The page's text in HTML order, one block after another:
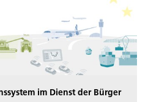
im Dienst der Bürger